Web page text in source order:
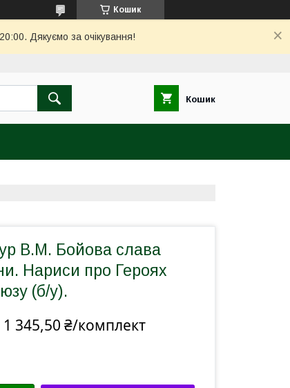
Кошик
Дякуємо за очікування!
Кошик
В.М. Бойова слава
Нариси про Героях
(б/у).
1 345,50 ₴/комплект